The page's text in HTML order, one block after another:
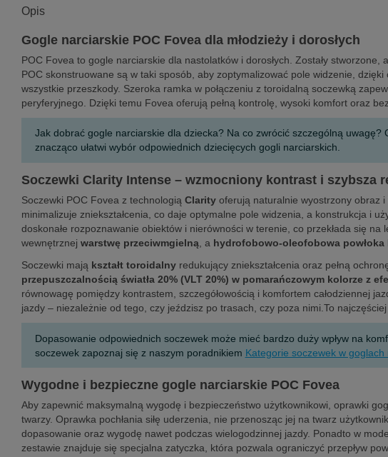
Opis
Gogle narciarskie POC Fovea dla młodzieży i dorosłych
POC Fovea to gogle narciarskie dla nastolatków i dorosłych. Zostały
POC skonstruowane są w taki sposób, aby zoptymalizować pole widzenie, dzięki
wszystkie przeszkody. Szeroka ramka w połączeniu z toroidalną soczewką
peryferyjnego. Dzięki temu Fovea oferują pełną kontrolę, wysoki komfort oraz
Jak dobrać gogle narciarskie dla dziecka? Na co zwrócić szczególną
znacząco ułatwi wybór odpowiednich dziecięcych gogli narciarskich.
Soczewki Clarity Intense – wzmocniony kontrast i szybsza
Soczewki POC Fovea z technologią Clarity oferują naturalnie wyostrzony obraz i
minimalizuje zniekształcenia, co daje optymalne pole widzenia, a konstrukcja i
doskonałe rozpoznawanie obiektów i nierówności w terenie, co przekłada się
wewnętrznej warstwę przeciwmgielną , a hydrofobowo-oleofobowa powłoka
Soczewki mają kształt toroidalny redukujący zniekształcenia oraz pełną
przepuszczalnością światła 20% (VLT 20%) w pomarańczowym kolorze z
równowagę pomiędzy kontrastem, szczegółowością i komfortem całodziennej
jazdy – niezależnie od tego, czy jeździsz po trasach, czy poza nimi.To
Dopasowanie odpowiednich soczewek może mieć bardzo duży wpływ na
soczewek zapoznaj się z naszym poradnikiem Kategorie soczewek w goglach
Wygodne i bezpieczne gogle narciarskie POC Fovea
Aby zapewnić maksymalną wygodę i bezpieczeństwo użytkownikowi, oprawki
twarzy. Oprawka pochłania siłę uderzenia, nie przenosząc jej na twarz
dopasowanie oraz wygodę nawet podczas wielogodzinnej jazdy. Ponadto w
zestawie znajduje się specjalna zatyczka, która pozwala ograniczyć przepływ